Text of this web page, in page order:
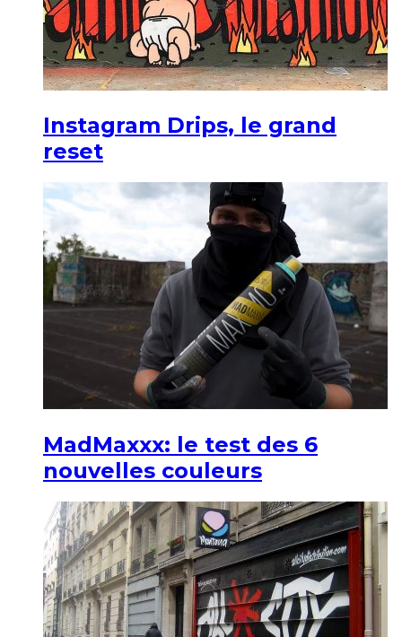
Instagram Drips, le grand
reset
MadMaxxx: le test des 6
nouvelles couleurs